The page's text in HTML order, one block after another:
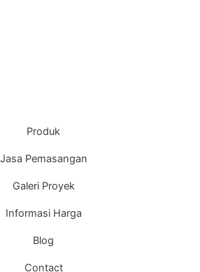
Produk
Jasa Pemasangan
Galeri Proyek
Informasi Harga
Blog
Contact